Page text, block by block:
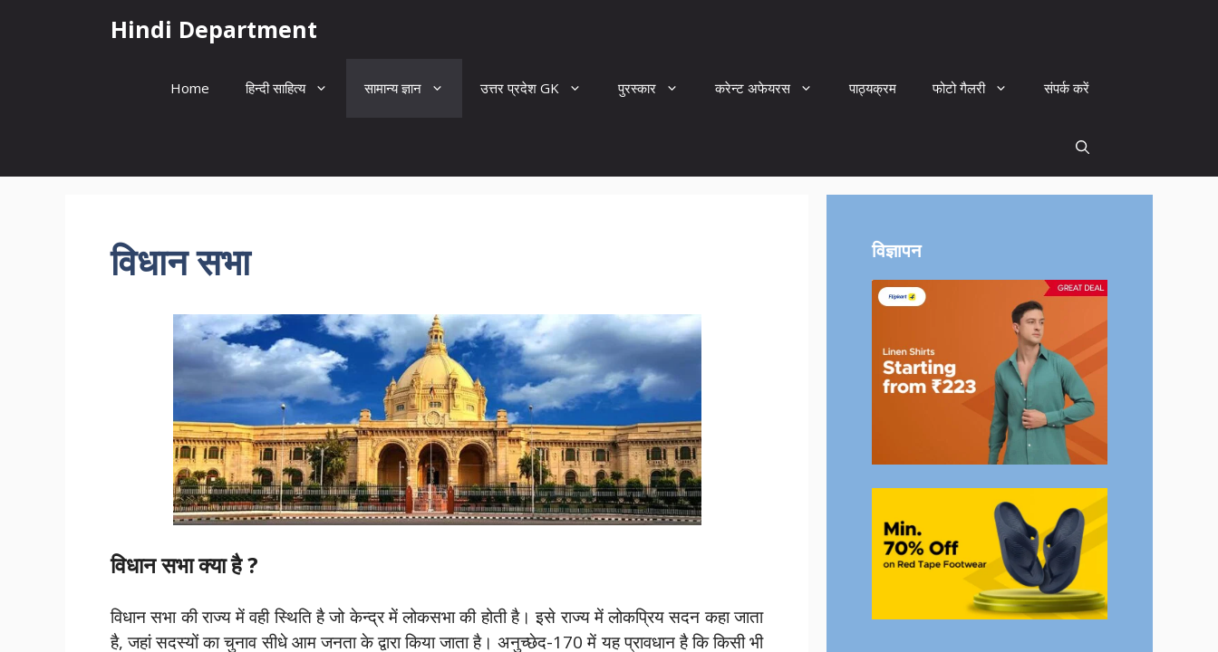
Hindi Department
Home हिन्दी साहित्य सामान्य ज्ञान उत्तर प्रदेश GK पुरस्कार करेन्ट अफेयरस पाठ्यक्रम फोटो गैलरी संपर्क करें
विधान सभा
विधान सभा क्या है ?
विधान सभा की राज्य में वही स्थिति है जो केन्द्र में लोकसभा की होती है। इसे राज्य में लोकप्रिय सदन कहा जाता
है, जहां सदस्यों का चुनाव सीधे आम जनता के द्वारा किया जाता है। अनुच्छेद-170 में यह प्रावधान है कि किसी भी
विज्ञापन